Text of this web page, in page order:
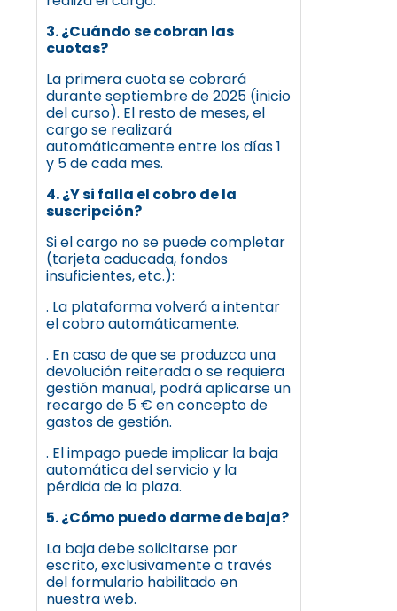
3. ¿Cuándo se cobran las
cuotas?
La primera cuota se cobrará
durante septiembre de 2025 (inicio
del curso). El resto de meses, el
cargo se realizará
automáticamente entre los días 1
y 5 de cada mes.
4. ¿Y si falla el cobro de la
suscripción?
Si el cargo no se puede completar
(tarjeta caducada, fondos
insuficientes, etc.):
. La plataforma volverá a intentar
el cobro automáticamente.
. En caso de que se produzca una
devolución reiterada o se requiera
gestión manual, podrá aplicarse un
recargo de 5 € en concepto de
gastos de gestión.
. El impago puede implicar la baja
automática del servicio y la
pérdida de la plaza.
5. ¿Cómo puedo darme de baja?
La baja debe solicitarse por
escrito, exclusivamente a través
del formulario habilitado en
nuestra web.